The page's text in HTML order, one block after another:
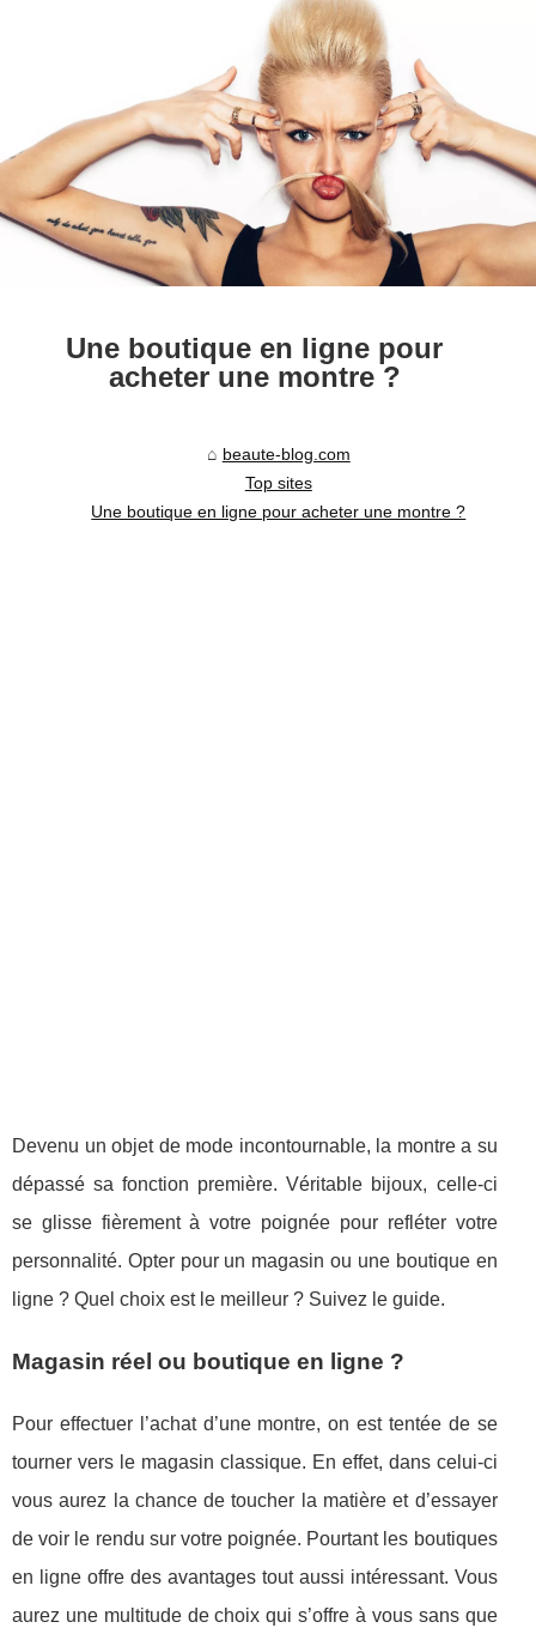
Une boutique en ligne pour
acheter une montre ?
beaute-blog.com
Top sites
Une boutique en ligne pour acheter une montre ?
Devenu un objet de mode incontournable, la montre a su
dépassé sa fonction première. Véritable bijoux, celle-ci
se glisse fièrement à votre poignée pour refléter votre
personnalité. Opter pour un magasin ou une boutique en
ligne ? Quel choix est le meilleur ? Suivez le guide.
Magasin réel ou boutique en ligne ?
Pour effectuer l’achat d’une montre, on est tentée de se
tourner vers le magasin classique. En effet, dans celui-ci
vous aurez la chance de toucher la matière et d’essayer
de voir le rendu sur votre poignée. Pourtant les boutiques
en ligne offre des avantages tout aussi intéressant. Vous
aurez une multitude de choix qui s’offre à vous sans que